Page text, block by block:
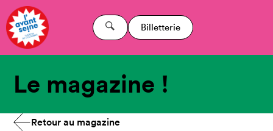
Billetterie
Le magazine !
Retour au magazine